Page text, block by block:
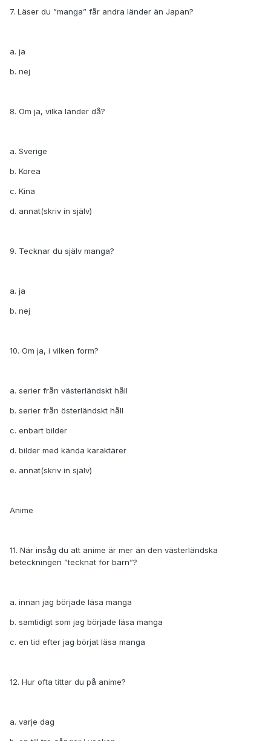
7. Läser du ”manga” får andra länder än Japan?
a. ja
b. nej
8. Om ja, vilka länder då?
a. Sverige
b. Korea
c. Kina
d. annat(skriv in själv)
9. Tecknar du själv manga?
a. ja
b. nej
10. Om ja, i vilken form?
a. serier från västerländskt håll
b. serier från österländskt håll
c. enbart bilder
d. bilder med kända karaktärer
e. annat(skriv in själv)
Anime
11. När insåg du att anime är mer än den västerländska
beteckningen ”tecknat för barn”?
a. innan jag började läsa manga
b. samtidigt som jag började läsa manga
c. en tid efter jag börjat läsa manga
12. Hur ofta tittar du på anime?
a. varje dag